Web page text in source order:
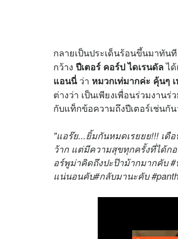
กลายเป็นประเด็นร้อนขึ้นมาทันที
กว้าง ปีเตอร์ คอร์ป ไดเรนดัลไ
แอนนี่ว่า หมวกเท่มากค่ะ คุ้นๆ
ต่างว่า เป็นเพียงเพื่อนร่วมงาน
กับแท็กข้อความถึงปีเตอร์เช่นกัน
"แอร๊ย...ยิ้มกันหมดเรยยย!!! เดื
ว้าก แต่มีความสุขทุกครั้งที่ได้ก
อร์พูม่าคิดถึงปะป๊าม้ากมากคับ #
แน่นอนคับ#กลับมานะคับ